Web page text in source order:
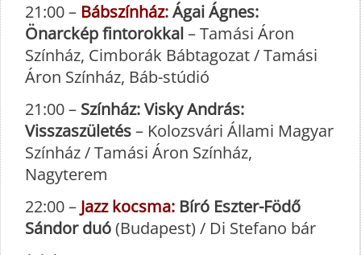
21:00 – Bábszínház: Ágai Ágnes:
Önarckép fintorokkal– Tamási Áron
Színház, Cimborák Bábtagozat / Tamási
Áron Színház, Báb-stúdió
21:00 – Színház: Visky András:
Visszaszületés– Kolozsvári Állami Magyar
Színház / Tamási Áron Színház,
Nagyterem
22:00 – Jazz kocsma: Bíró Eszter-Födő
Sándor duó(Budapest) / Di Stefano bár